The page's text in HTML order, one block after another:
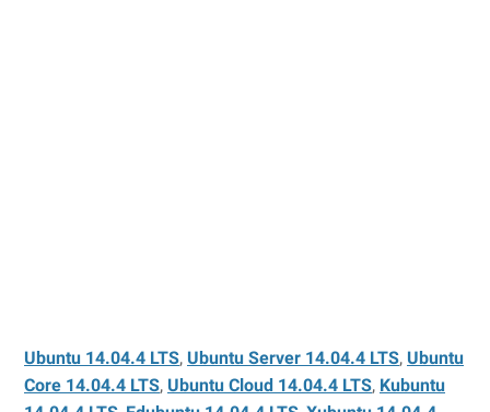
Ubuntu 14.04.4 LTS, Ubuntu Server 14.04.4 LTS, Ubuntu
Core 14.04.4 LTS, Ubuntu Cloud 14.04.4 LTS, Kubuntu